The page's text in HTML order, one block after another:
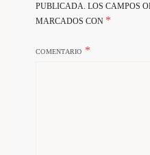
PUBLICADA. LOS CAMPOS
MARCADOS CON *
COMENTARIO